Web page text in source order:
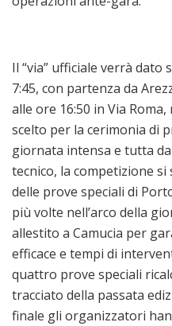
Il “via” ufficiale verrà
7:45, con partenza da
alle ore 16:50 in Via
scelto per la cerimonia di
giornata intensa e tutta
tecnico, la competizione
delle prove speciali di
più volte nell’arco della
allestito a Camucia per
efficace e tempi di
quattro prove speciali
tracciato della passata
finale gli organizzatori